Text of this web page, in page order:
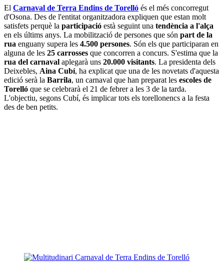
El Carnaval de Terra Endins de Torelló és el més concorregut
d'Osona. Des de l'entitat organitzadora expliquen que estan molt
satisfets perquè la participació està seguint una tendència a l'alça
en els últims anys. La mobilització de persones que són part de la
rua enguany supera les 4.500 persones. Són els que participaran en
alguna de les 25 carrosses que concorren a concurs. S'estima que la
rua del carnaval aplegarà uns 20.000 visitants. La presidenta dels
Deixebles, Aina Cubí, ha explicat que una de les novetats d'aquesta
edició serà la Barrila, un carnaval que han preparat les escoles de
Torelló que se celebrarà el 21 de febrer a les 3 de la tarda.
L'objectiu, segons Cubí, és implicar tots els torellonencs a la festa
des de ben petits.